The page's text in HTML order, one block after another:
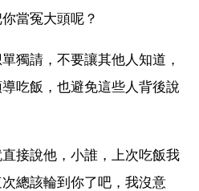
當冤大頭呢？
獨請，不要讓其他人知道，
吃飯，也避免這些人背後說
接說他，小誰，上次吃飯我
總該輪到你了吧，我沒意